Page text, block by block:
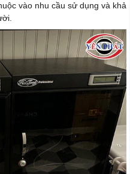
vào nhu cầu sử dụng và khả